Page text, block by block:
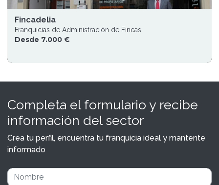
Fincadelia
Franquicias de Administración de Fincas
Desde 7.000 €
Completa el formulario y recibe
información del sector
Crea tu perfil, encuentra tu franquicia ideal y mantente
informado